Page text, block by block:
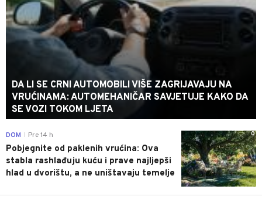
DA LI SE CRNI AUTOMOBILI VIŠE ZAGRIJAVAJU NA
VRUĆINAMA: AUTOMEHANIČAR SAVJETUJE KAKO DA
SE VOZI TOKOM LJETA
0
DOM Pre 14 h
Pobjegnite od paklenih vrućina: Ova
stabla rashlađuju kuću i prave najljepši
hlad u dvorištu, a ne uništavaju temelje